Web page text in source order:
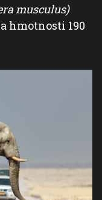
musculus)
hmotnosti 190